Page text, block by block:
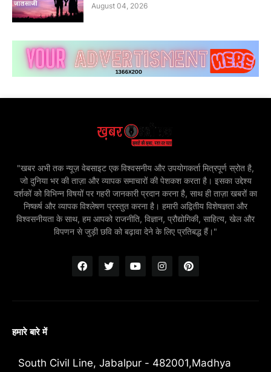
August 04, 2026
"खबर अभी तक न्यूज़ वेबसाइट एक विश्वसनीय और उपयोगकर्ता मित्रपूर्ण स्रोत है,
जो दुनिया भर की ताज़ा और व्यापक समाचारों की पेशकश करता है। इसका उद्देश्य
दर्शकों को विभिन्न विषयों पर गहरी जानकारी प्रदान करना है, साथ ही ताज़ा खबरों का
निष्कर्ष और व्यापक विश्लेषण प्रस्तुत करना है। हमारी अद्वितीय विशेषज्ञता और
विश्वसनीयता के साथ, हम आपको राजनीति, विज्ञान, प्रौद्योगिकी, साहित्य, खेल और
विपणन से जुड़ी छवि को बढ़ावा देने के लिए प्रतिबद्ध हैं।"
हमारे बारे में
South Civil Line, Jabalpur - 482001,Madhya